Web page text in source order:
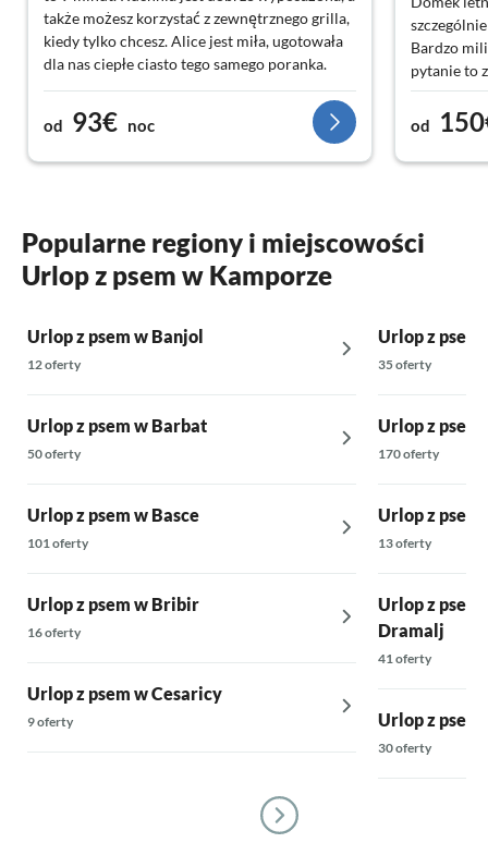
także możesz korzystać z zewnętrznego grilla,
kiedy tylko chcesz. Alice jest miła, ugotowała
dla nas ciepłe ciasto tego samego poranka.
od 93€ noc
Bardzo
pytanie to
W innym
opisem w
od
Popularne regiony i miejscowości
Urlop z psem w Kamporze
Urlop z psem w Banjol
12 oferty
Urlop z psem w Barbat
50 oferty
Urlop z psem w Basce
101 oferty
Urlop z psem w Bribir
16 oferty
Urlop z psem w Cesaricy
9 oferty
Urlop z psem
35 oferty
Urlop z
170 oferty
Urlop z
13 oferty
Urlop z psem
Dramalj
41 oferty
Urlop z psem
30 oferty